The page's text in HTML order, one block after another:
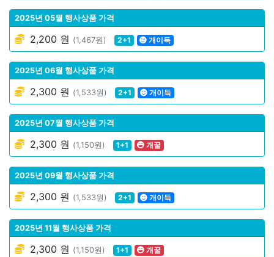
2025년 05월 행사상품 가격
2,200 원 (1,467원) 2+1 개이득
2025년 06월 행사상품 가격
2,300 원 (1,533원) 2+1 개이득
2025년 07월 행사상품 가격
2,300 원 (1,150원) 1+1 개꿀
2025년 09월 행사상품 가격
2,300 원 (1,533원) 2+1 개이득
2025년 11월 행사상품 가격
2,300 원 (1,150원) 1+1 개꿀